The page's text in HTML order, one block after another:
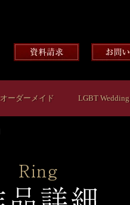
オーダーメイド LGBT Wedding